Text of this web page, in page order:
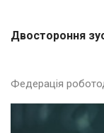
Двостороння
Федерація